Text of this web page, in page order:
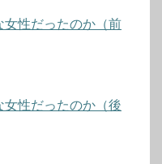
女性だったのか（前
性だったのか（後